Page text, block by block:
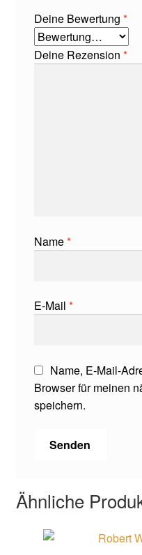
Deine Bewertung *
Deine Rezension *
Name*
E-Mail *
Name, E-Mail-
Browser für meinen
speichern.
Ähnliche